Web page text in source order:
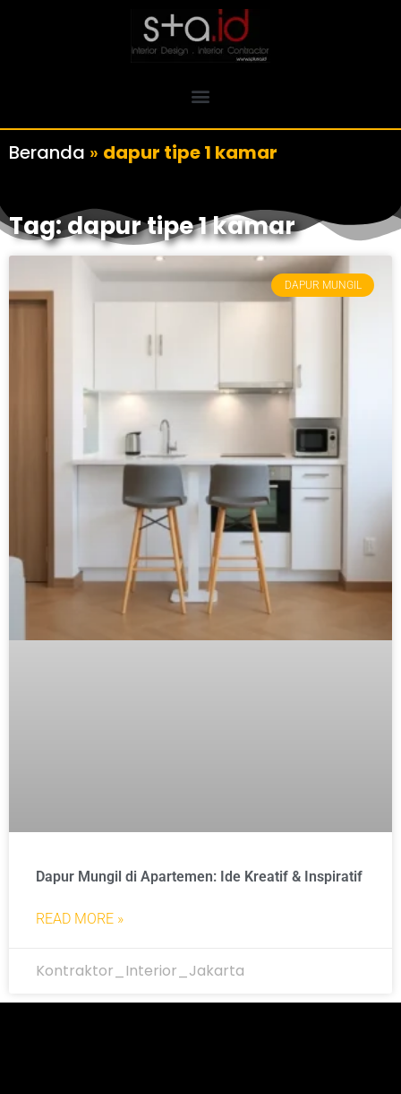
Beranda » dapur tipe 1 kamar
Tag: dapur tipe 1 kamar
DAPUR MUNGIL
Dapur Mungil di Apartemen: Ide Kreatif & Inspiratif
READ MORE »
Kontraktor_Interior_Jakarta